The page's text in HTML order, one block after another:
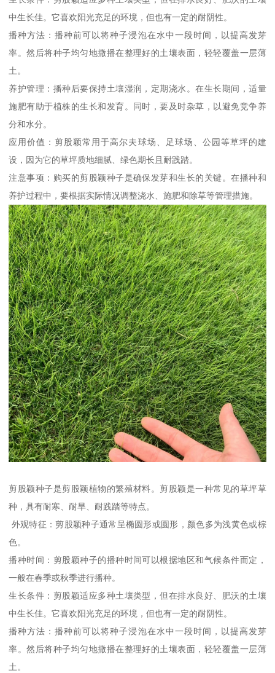
中生长佳。它喜欢阳光充足的环境，但也有一定的耐阴性。
播种方法：播种前可以将种子浸泡在水中一段时间，以提高发芽
率。然后将种子均匀地撒播在整理好的土壤表面，轻轻覆盖一层薄
土。
养护管理：播种后要保持土壤湿润，定期浇水。在生长期间，适量
施肥有助于植株的生长和发育。同时，要及时杂草，以避免竞争养
分和水分。
应用价值：剪股颖常用于高尔夫球场、足球场、公园等草坪的建
设，因为它的草坪质地细腻、绿色期长且耐践踏。
注意事项：购买的剪股颖种子是确保发芽和生长的关键。在播种和
养护过程中，要根据实际情况调整浇水、施肥和除草等管理措施。
剪股颖种子是剪股颖植物的繁殖材料。剪股颖是一种常见的草坪草
种，具有耐寒、耐旱、耐践踏等特点。
外观特征：剪股颖种子通常呈椭圆形或圆形，颜色多为浅黄色或棕
色。
播种时间：剪股颖种子的播种时间可以根据地区和气候条件而定，
一般在春季或秋季进行播种。
生长条件：剪股颖适应多种土壤类型，但在排水良好、肥沃的土壤
中生长佳。它喜欢阳光充足的环境，但也有一定的耐阴性。
播种方法：播种前可以将种子浸泡在水中一段时间，以提高发芽
率。然后将种子均匀地撒播在整理好的土壤表面，轻轻覆盖一层薄
土。